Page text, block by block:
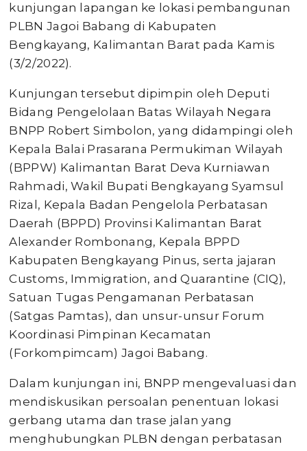
kunjungan lapangan ke lokasi pembangunan
PLBN Jagoi Babang di Kabupaten
Bengkayang, Kalimantan Barat pada Kamis
(3/2/2022).
Kunjungan tersebut dipimpin oleh Deputi
Bidang Pengelolaan Batas Wilayah Negara
BNPP Robert Simbolon, yang didampingi oleh
Kepala Balai Prasarana Permukiman Wilayah
(BPPW) Kalimantan Barat Deva Kurniawan
Rahmadi, Wakil Bupati Bengkayang Syamsul
Rizal, Kepala Badan Pengelola Perbatasan
Daerah (BPPD) Provinsi Kalimantan Barat
Alexander Rombonang, Kepala BPPD
Kabupaten Bengkayang Pinus, serta jajaran
Customs, Immigration, and Quarantine (CIQ),
Satuan Tugas Pengamanan Perbatasan
(Satgas Pamtas), dan unsur-unsur Forum
Koordinasi Pimpinan Kecamatan
(Forkompimcam) Jagoi Babang.
Dalam kunjungan ini, BNPP mengevaluasi dan
mendiskusikan persoalan penentuan lokasi
gerbang utama dan trase jalan yang
menghubungkan PLBN dengan perbatasan